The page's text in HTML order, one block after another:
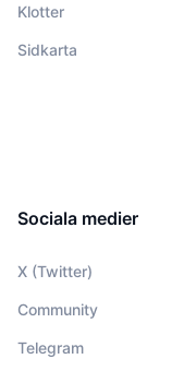
Klotter
Sidkarta
Sociala medier
X (Twitter)
Community
Telegram